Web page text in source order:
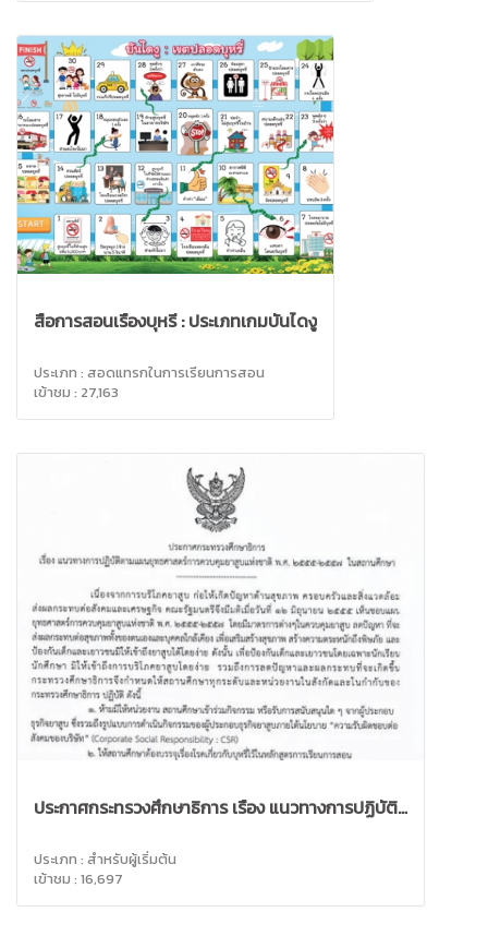
สื่อการสอนเรื่องบุหรี่ : ประเภทเกมบันไดงู
ประเภท : สอดแทรกในการเรียนการสอน
เข้าชม : 27,163
ประกาศกระทรวงศึกษาธิการ เรื่อง แนวทางการปฏิบัติ...
ประเภท : สำหรับผู้เริ่มต้น
เข้าชม : 16,697